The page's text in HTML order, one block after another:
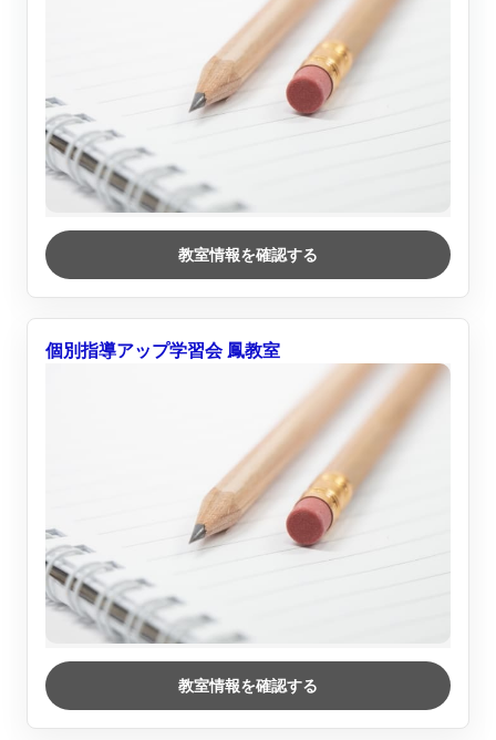
教室情報を確認する
個別指導アップ学習会 鳳教室
教室情報を確認する